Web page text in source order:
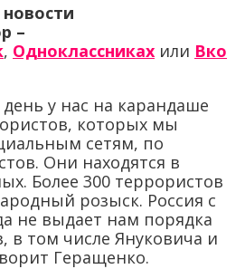
–
, Одноклассниках или Вко
у нас на карандаше
которых мы
сетям, по
Они находятся в
Более 300 террористов
розыск. Россия с
не выдает нам порядка
в том числе Януковича и
Геращенко.